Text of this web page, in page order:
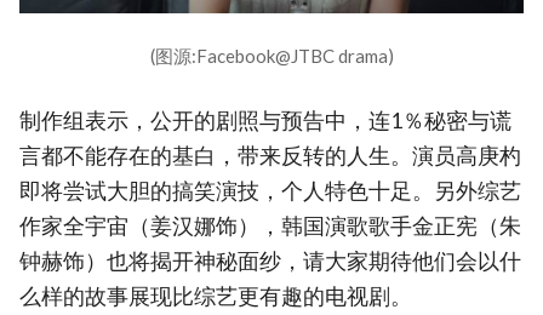
(图源:Facebook@JTBC drama)
制作组表示，公开的剧照与预告中，连1％秘密与谎
言都不能存在的基白，带来反转的人生。演员高庚杓
即将尝试大胆的搞笑演技，个人特色十足。另外综艺
作家全宇宙（姜汉娜饰），韩国演歌歌手金正宪（朱
钟赫饰）也将揭开神秘面纱，请大家期待他们会以什
么样的故事展现比综艺更有趣的电视剧。